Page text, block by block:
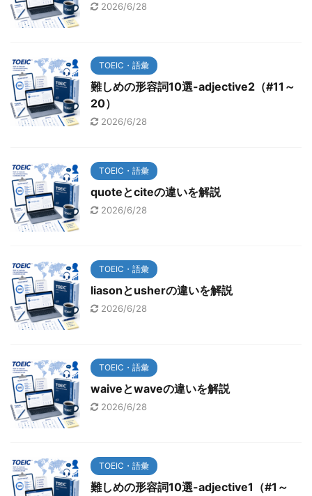
2026/6/28
TOEIC・語彙
難しめの形容詞10選-adjective2（#11～
20）
2026/6/28
TOEIC・語彙
quoteとciteの違いを解説
2026/6/28
TOEIC・語彙
liasonとusherの違いを解説
2026/6/28
TOEIC・語彙
waiveとwaveの違いを解説
2026/6/28
TOEIC・語彙
難しめの形容詞10選-adjective1（#1～